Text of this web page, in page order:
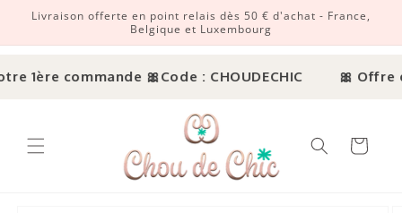
et passer au contenu
Livraison offerte en point relais dès 50 € d'achat - France,
Belgique et Luxembourg
1ère commande 🎀 Code : CHOUDECHIC 🎀 Offre
Panier